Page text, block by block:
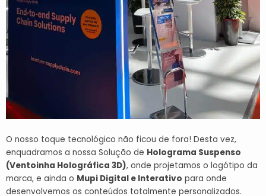
O nosso toque tecnológico não ficou de fora! Desta vez,
enquadramos a nossa Solução de Holograma Suspenso
(Ventoinha Holográfica 3D), onde projetamos o logótipo da
marca, e ainda o Mupi Digital e Interativo para onde
desenvolvemos os conteúdos totalmente personalizados.